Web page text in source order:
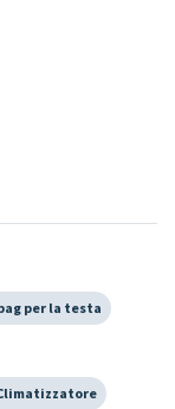
per la testa